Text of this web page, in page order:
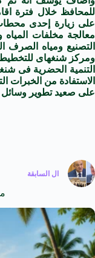
للمحافظ خلال فترة
على زيارة إحدى
معالجة مخلفات
التصنيع ومياه الصرف
ومركز شنغهاى
التنمية الحضرية فى
الاستفادة من الخبرات
على صعيد تطوير وسائل
ال السابقة